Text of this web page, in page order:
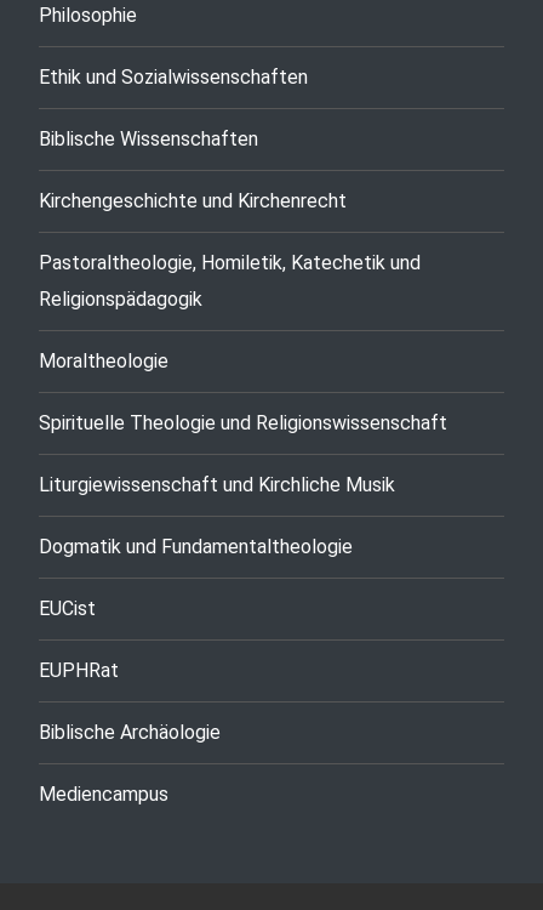
Philosophie
Ethik und Sozialwissenschaften
Biblische Wissenschaften
Kirchengeschichte und Kirchenrecht
Pastoraltheologie, Homiletik, Katechetik und
Religionspädagogik
Moraltheologie
Spirituelle Theologie und Religionswissenschaft
Liturgiewissenschaft und Kirchliche Musik
Dogmatik und Fundamentaltheologie
EUCist
EUPHRat
Biblische Archäologie
Mediencampus